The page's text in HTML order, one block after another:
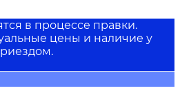
в процессе правки.
цены и наличие у